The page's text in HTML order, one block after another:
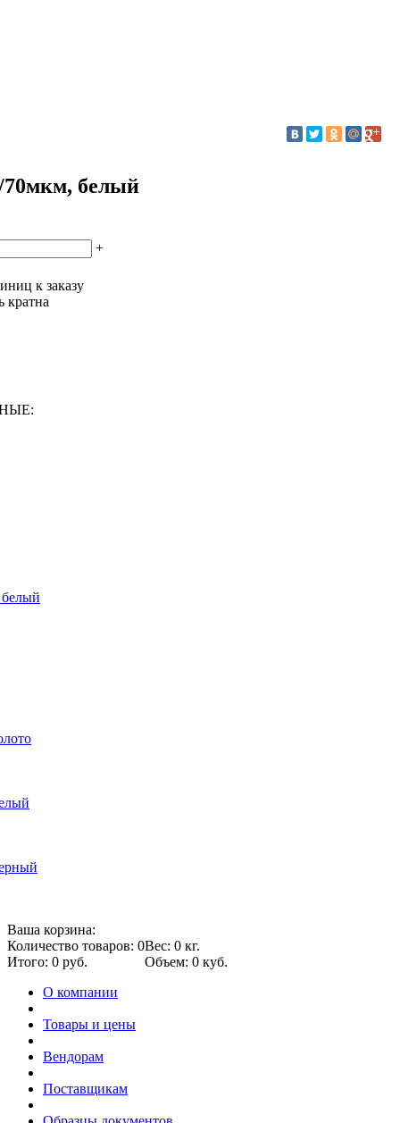
белый
+
к заказу
кратна
Ваша корзина:
Количество товаров: 0Вес: 0 кг.
Итого: 0 руб.
Объем: 0 куб.
О компании
Товары и цены
Вендорам
Поставщикам